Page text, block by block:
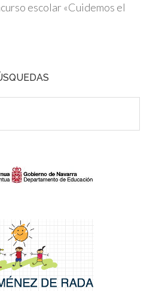
escolar «Cuidemos el